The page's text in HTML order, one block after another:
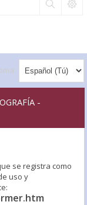
-
se registra como
uso y